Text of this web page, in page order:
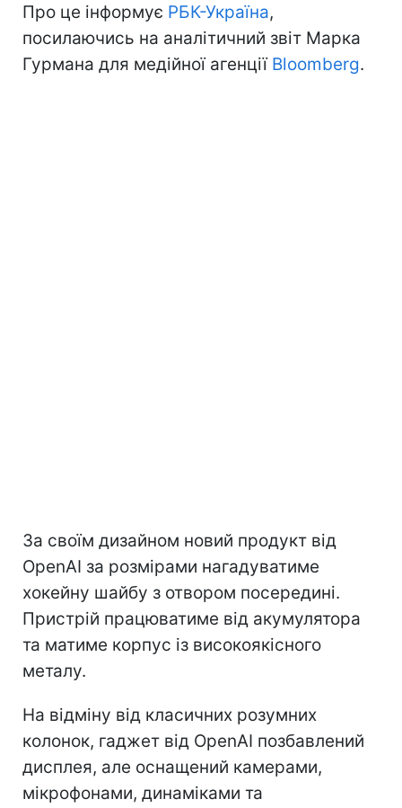
Про це інформує РБК-Україна,
посилаючись на аналітичний звіт Марка
Гурмана для медійної агенції Bloomberg.
За своїм дизайном новий продукт від
OpenAI за розмірами нагадуватиме
хокейну шайбу з отвором посередині.
Пристрій працюватиме від акумулятора
та матиме корпус із високоякісного
металу.
На відміну від класичних розумних
колонок, гаджет від OpenAI позбавлений
дисплея, але оснащений камерами,
мікрофонами, динаміками та